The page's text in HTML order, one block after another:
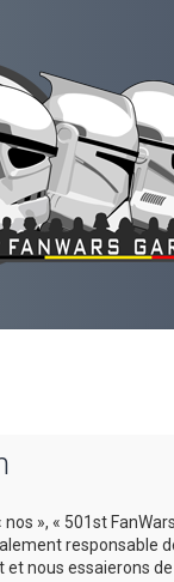
», « 501st
nous essaierons